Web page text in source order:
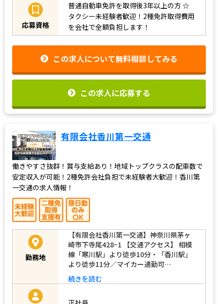
応募資格
普通自動車免許を取得後3年以上の方☆
タクシー未経験者歓迎！2種免許取得費用
を会社で全額負担します！
この求人について無料相談してみる
この求人に応募する
有限会社香川第一交通
働きやすさ抜群！賞与支給あり！地域トップクラスの配車数で
安定収入が可能！2種免許会社負担で未経験者大歓迎！香川第
一交通の求人情報！
勤務地
【有限会社香川第一交通】神奈川県茅ヶ
崎市下寺尾428−1 【交通アクセス】 相模
線「寒川駅」より徒歩10分・「香川駅」
より徒歩11分／マイカー通勤可…
続きを読む